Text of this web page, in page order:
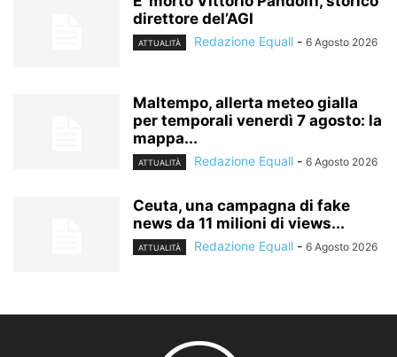
direttore del’AGI
ATTUALITÀ Redazione Equall - 6 Agosto 2026
Maltempo, allerta meteo gialla
per temporali venerdì 7 agosto: la
mappa...
ATTUALITÀ Redazione Equall - 6 Agosto 2026
Ceuta, una campagna di fake
news da 11 milioni di views...
ATTUALITÀ Redazione Equall - 6 Agosto 2026